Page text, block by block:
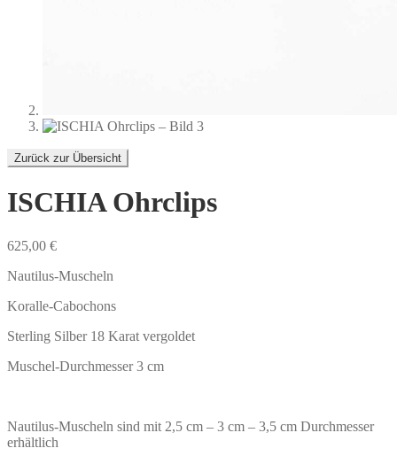
Zurück zur Übersicht
ISCHIA Ohrclips
625,00 €
Nautilus-Muscheln
Koralle-Cabochons
Sterling Silber 18 Karat vergoldet
Muschel-Durchmesser 3 cm
Nautilus-Muscheln sind mit 2,5 cm – 3 cm – 3,5 cm Durchmesser
erhältlich